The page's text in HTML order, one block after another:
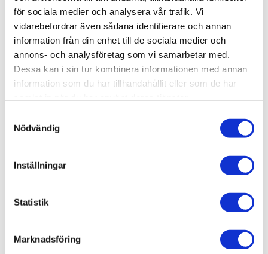
för sociala medier och analysera vår trafik. Vi
vidarebefordrar även sådana identifierare och annan
information från din enhet till de sociala medier och
annons- och analysföretag som vi samarbetar med.
Dessa kan i sin tur kombinera informationen med annan
information som du har tillhandahållit eller som de har
Nödvändig
Inställningar
Statistik
Marknadsföring
Lagerstatus
Beställningsvara, lev. tid: 1-2
Artikelnr
018-102
Vikt
Kabelkanal, T-Spår 11. 44x88 mm. 3
meter.
018-102
Längd:3 meter.
ändlock